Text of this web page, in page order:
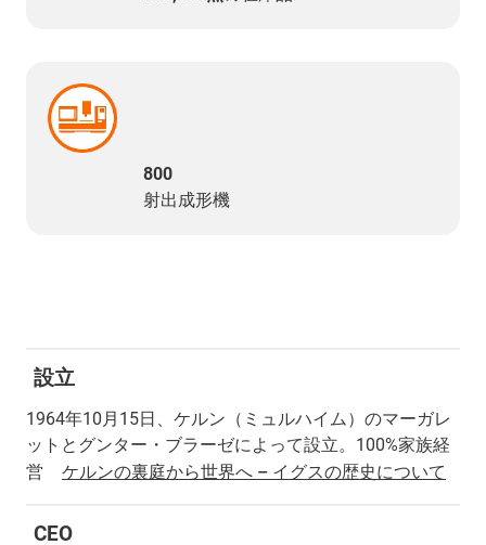
800
射出成形機
設立
1964年10月15日、ケルン（ミュルハイム）のマーガレ
ットとグンター・ブラーゼによって設立。100%家族経
営 ケルンの裏庭から世界へ – イグスの歴史について
CEO